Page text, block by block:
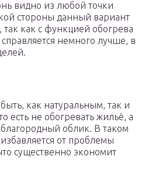
видно из любой точки
стороны данный вариант
как с функцией обогрева
немного лучше, в
как натуральным, так и
есть не обогревать жильё, а
облик. В таком
от проблемы
существенно экономит